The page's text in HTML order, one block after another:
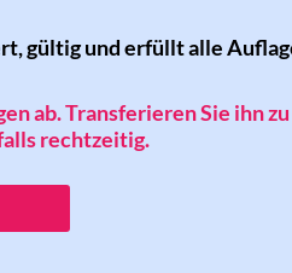
gültig und erfüllt alle
ab. Transferieren Sie ihn
rechtzeitig.